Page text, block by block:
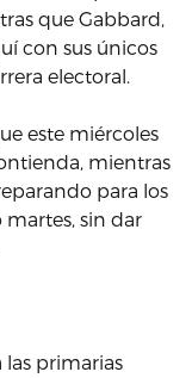
que Gabbard,
con sus únicos
electoral.
este miércoles
mientras
para los
martes, sin dar
las primarias